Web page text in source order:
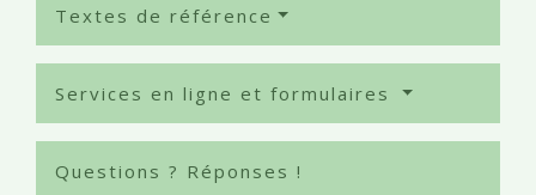
Textes de référence
Services en ligne et formulaires
Questions ? Réponses !